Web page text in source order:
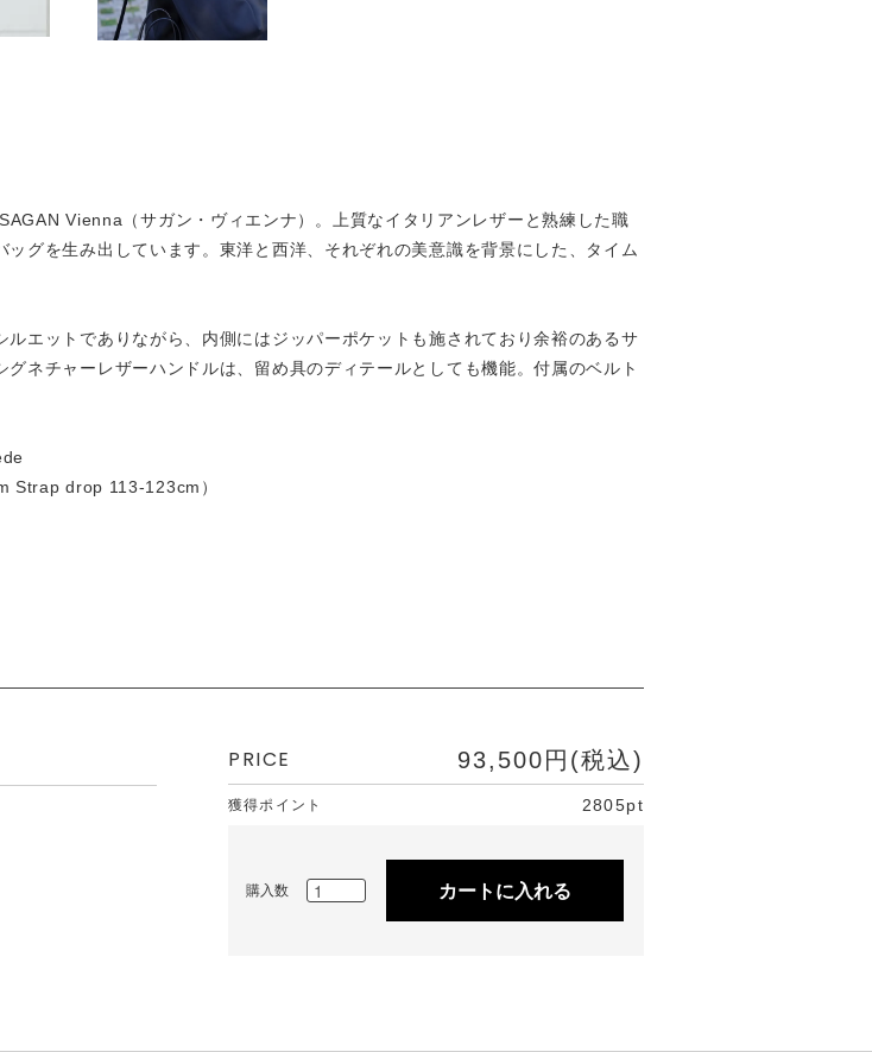
Vienna（サガン・ヴィエンナ）。上質なイタリアンレザーと熟練した職
グを生み出しています。東洋と西洋、それぞれの美意識を背景にした、タイム
エットでありながら、内側にはジッパーポケットも施されており余裕のあるサ
ネチャーレザーハンドルは、留め具のディテールとしても機能。付属のベルト
Strap drop 113-123cm）
PRICE 93,500円(税込)
獲得ポイント 2805pt
購入数 カートに入れる